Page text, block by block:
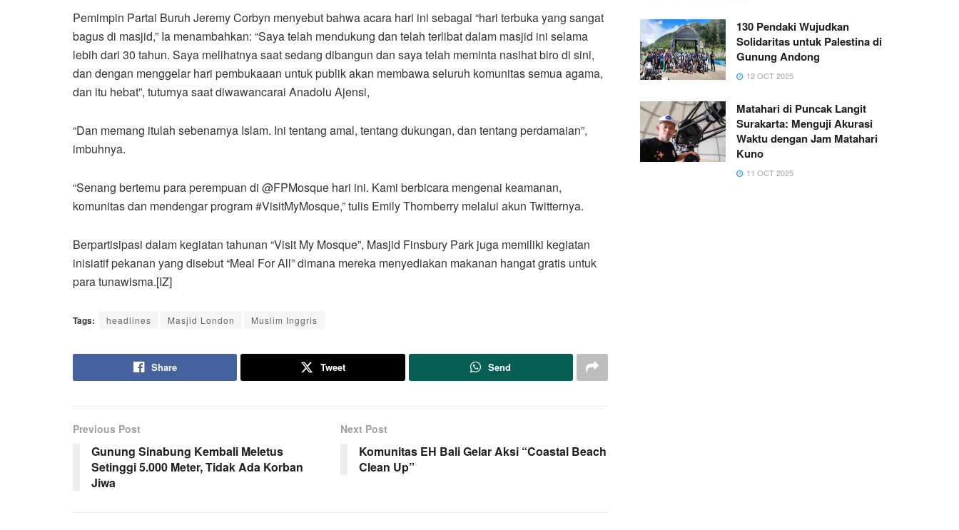
Pemimpin Partai Buruh Jeremy Corbyn menyebut bahwa acara hari ini sebagai “hari terbuka yang sangat
bagus di masjid,” Ia menambahkan: “Saya telah mendukung dan telah terlibat dalam masjid ini selama
lebih dari 30 tahun. Saya melihatnya saat sedang dibangun dan saya telah meminta nasihat biro di sini,
dan dengan menggelar hari pembukaaan untuk publik akan membawa seluruh komunitas semua agama,
dan itu hebat”, tuturnya saat diwawancarai Anadolu Ajensi,
“Dan memang itulah sebenarnya Islam. Ini tentang amal, tentang dukungan, dan tentang perdamaian”,
imbuhnya.
“Senang bertemu para perempuan di @FPMosque hari ini. Kami berbicara mengenai keamanan,
komunitas dan mendengar program #VisitMyMosque,” tulis Emily Thornberry melalui akun Twitternya.
Berpartisipasi dalam kegiatan tahunan “Visit My Mosque”, Masjid Finsbury Park juga memiliki kegiatan
inisiatif pekanan yang disebut “Meal For All” dimana mereka menyediakan makanan hangat gratis untuk
para tunawisma.[IZ]
Tags: headlines Masjid London Muslim Inggris
Share Tweet Send
Previous Post
Gunung Sinabung KembaIi Meletus
Setinggi 5.000 Meter, Tidak Ada Korban
Jiwa
Next Post
Komunitas EH Bali Gelar Aksi “Coastal Beach
Clean Up”
130 Pendaki Wujudkan
Solidaritas untuk Palestina di
Gunung Andong
12 OCT 2025
Matahari di Puncak Langit
Surakarta: Menguji Akurasi
Waktu dengan Jam Matahari
Kuno
11 OCT 2025